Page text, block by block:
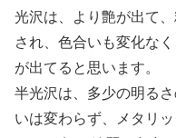
光沢は、より艶が出て
され、色合いも変化な
が出てると思います。
半光沢は、多少の明る
いは変わらず、メタリ